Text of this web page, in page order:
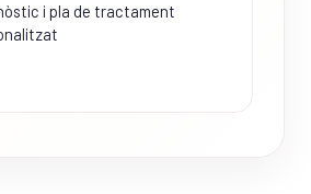
i pla de tractament